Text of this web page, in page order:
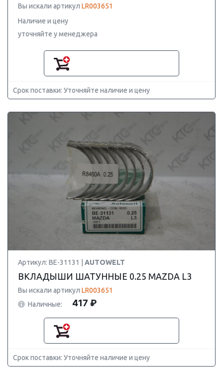
Вы искали артикул LR003651
Наличие и цену
уточняйте у менеджера
Срок поставки: Уточняйте наличие и цену
Артикул: BE-31131 | AUTOWELT
ВКЛАДЫШИ ШАТУННЫЕ 0.25 MAZDA L3
Вы искали артикул LR003651
Наличные:
417 ₽
Срок поставки: Уточняйте наличие и цену